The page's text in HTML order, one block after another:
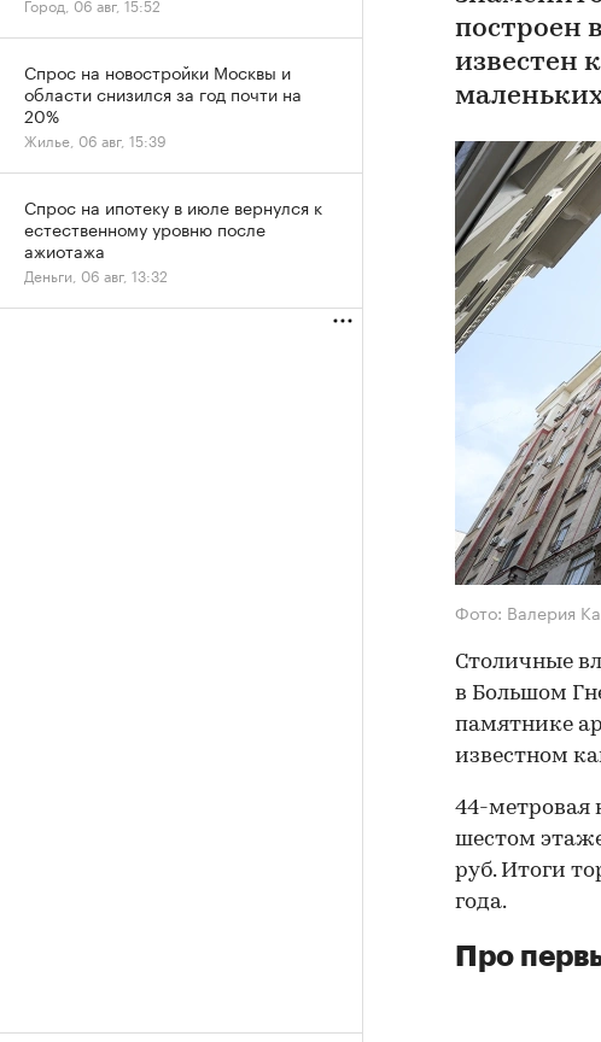
построен
известен
Фото: Валерия
Столичные
в Большом
памятнике
известном
44-метровая
шестом
руб. Итоги
года.
Про
Спрос на новостройки Москвы и
области снизился за год почти на
20%
Жилье, 06 авг, 15:39
Спрос на ипотеку в июле вернулся к
естественному уровню после
ажиотажа
Деньги, 06 авг, 13:32